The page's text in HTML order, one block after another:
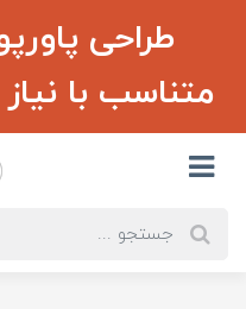
طراحی
متناسب با